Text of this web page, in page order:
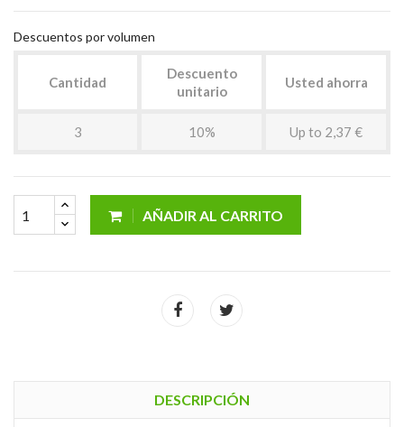
Descuentos por volumen
Cantidad
Descuento
unitario
Usted ahorra
3 10% Up to 2,37 €
AÑADIR AL CARRITO
DESCRIPCIÓN